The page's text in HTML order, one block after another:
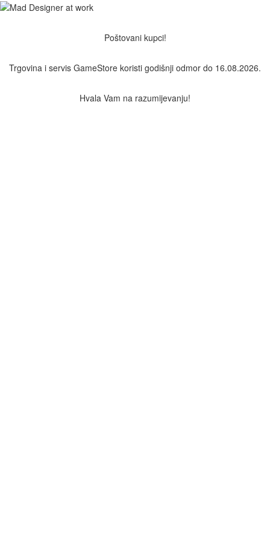
Poštovani kupci!
Trgovina i servis GameStore koristi godišnji odmor do 16.08.2026.
Hvala Vam na razumijevanju!